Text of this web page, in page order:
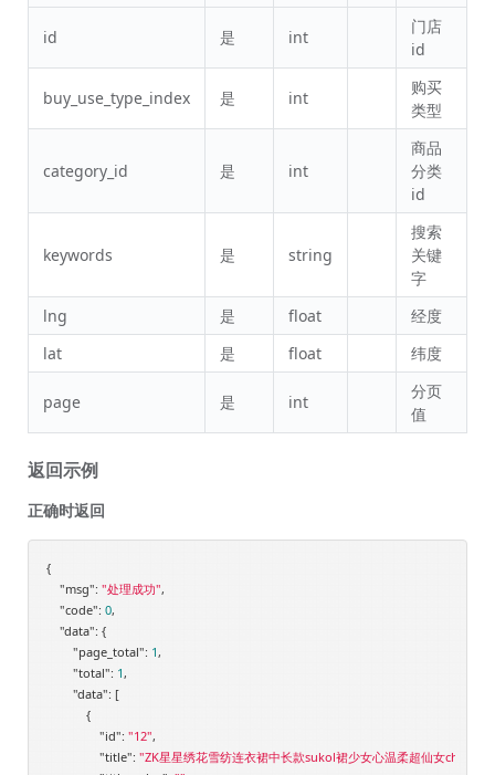
id 是 int
门店
id
buy_use_type_index 是 int
购买
类型
category_id 是 int
商品
分类
id
keywords 是 string
搜索
关键
字
lng
是 float
经度
lat
是 float 纬度
page 是 int
分页
值
返回示例
正确时返回
{
"msg": "处理成功",
"code": 0,
"data": {
"page_total": 1,
"total": 1,
"data": [
            {
"id": "12",
"title": "ZK星星绣花雪纺连衣裙中长款sukol裙少女心温柔超仙女chic裙子